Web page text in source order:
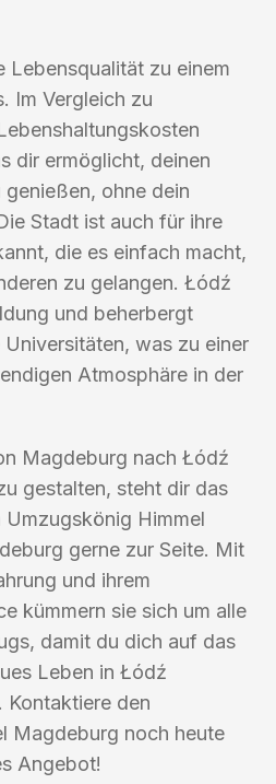
Lebensqualität zu einem
Im Vergleich zu
dir ermöglicht, deinen
ohne dein
Stadt ist auch für ihre
die es einfach macht,
zu gelangen. Łódź
und beherbergt
was zu einer
Atmosphäre in der
Magdeburg nach Łódź
gestalten, steht dir das
Umzugskönig Himmel
gerne zur Seite. Mit
und ihrem
kümmern sie sich um alle
damit du dich auf das
Leben in Łódź
Kontaktiere den
Magdeburg noch heute
Angebot!